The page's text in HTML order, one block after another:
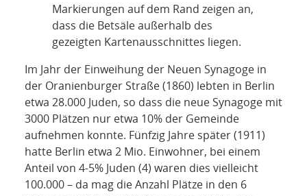
Markierungen auf dem Rand zeigen an,
dass die Betsäle außerhalb des
gezeigten Kartenausschnittes liegen.
Im Jahr der Einweihung der Neuen Synagoge in
der Oranienburger Straße (1860) lebten in Berlin
etwa 28.000 Juden, so dass die neue Synagoge mit
3000 Plätzen nur etwa 10% der Gemeinde
aufnehmen konnte. Fünfzig Jahre später (1911)
hatte Berlin etwa 2 Mio. Einwohner, bei einem
Anteil von 4-5% Juden (4) waren dies vielleicht
100.000 – da mag die Anzahl Plätze in den 6